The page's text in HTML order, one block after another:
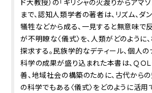
ド大教授）の「ギリシャの火渡りからアマ
まで、認知人類学者の著者は、リズム、ダン
犠牲などから成る、一見すると無意味で
が不明瞭な〈儀式〉を、人類がどのように
探求する。民族学的なデティール、個人の
科学の成果が盛り込まれた本書は、ＱＯ
善、地域社会の構築のために、古代から
の科学でもある〈儀式〉をどのように活用